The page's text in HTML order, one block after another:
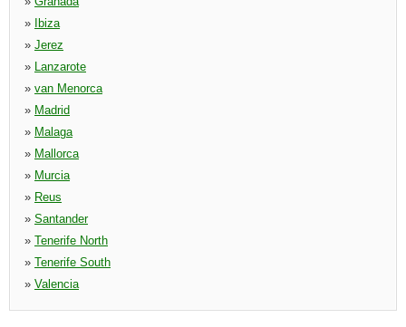
»
Ibiza
» Jerez
» Lanzarote
» van Menorca
» Madrid
» Malaga
» Mallorca
» Murcia
» Reus
» Santander
» Tenerife North
» Tenerife South
» Valencia